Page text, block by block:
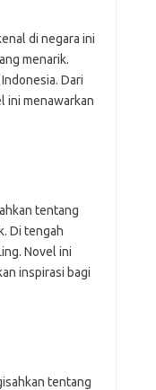
di negara ini
menarik.
Dari
ini menawarkan
tentang
Di tengah
Novel ini
inspirasi bagi
tentang